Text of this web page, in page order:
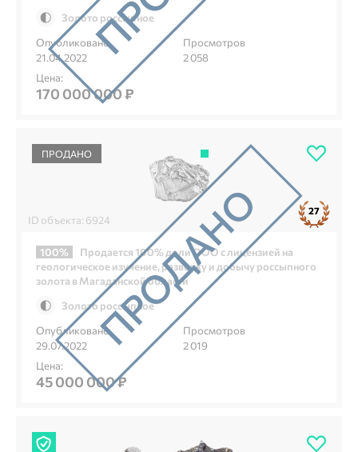
Золото россыпное
Опубликовано
21.04.2022
Просмотров
2 058
Цена:
170 000 000 ₽
ПРОДАНО
ID объекта: 6924
27
100%
Продается 100% доли ООО с лицензией на
геологическое изучение, разведку и добычу россыпного
золота в Магаданской области
Золото россыпное
Опубликовано
29.07.2022
Просмотров
2 019
Цена:
45 000 000 ₽